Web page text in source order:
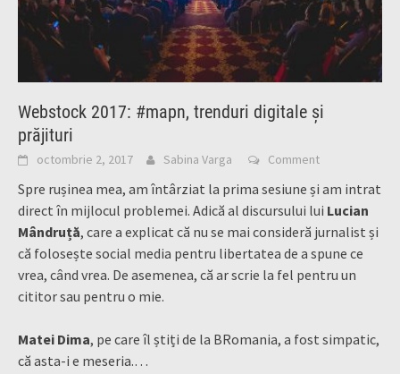
Webstock 2017: #mapn, trenduri digitale și
prăjituri
octombrie 2, 2017 Sabina Varga Comment
Spre rușinea mea, am întârziat la prima sesiune și am intrat
direct în mijlocul problemei. Adică al discursului lui Lucian
Mândruță, care a explicat că nu se mai consideră jurnalist și
că folosește social media pentru libertatea de a spune ce
vrea, când vrea. De asemenea, că ar scrie la fel pentru un
cititor sau pentru o mie.
Matei Dima, pe care îl știți de la BRomania, a fost simpatic,
că asta-i e meseria.…